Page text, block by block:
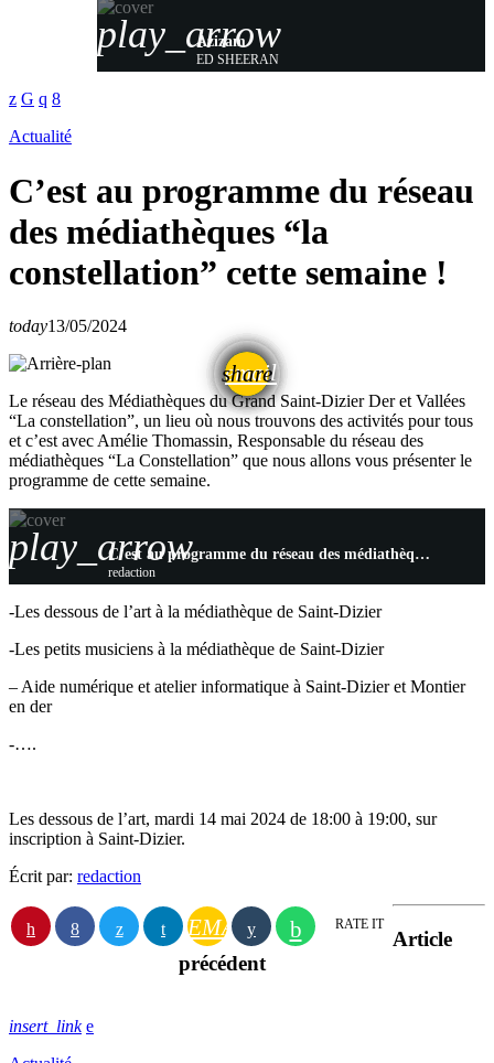
play_arrow
Azizam
ED SHEERAN
Actualité
C’est au programme du réseau
des médiathèques “la
constellation” cette semaine !
today13/05/2024
share
email
Le réseau des Médiathèques du Grand Saint-Dizier Der et Vallées
“La constellation”, un lieu où nous trouvons des activités pour tous
et c’est avec Amélie Thomassin, Responsable du réseau des
médiathèques “La Constellation” que nous allons vous présenter le
programme de cette semaine.
play_arrow C’est au programme du réseau des médiathèques “la constellation” cette semaine !
redaction
-Les dessous de l’art à la médiathèque de Saint-Dizier
-Les petits musiciens à la médiathèque de Saint-Dizier
– Aide numérique et atelier informatique à Saint-Dizier et Montier
en der
-….
Les dessous de l’art, mardi 14 mai 2024 de 18:00 à 19:00, sur
inscription à Saint-Dizier.
Écrit par: redaction
EMAIL RATE IT
Article
précédent
insert_link